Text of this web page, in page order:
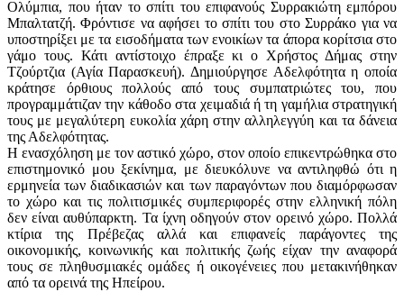
Ολύμπια, που ήταν το σπίτι του επιφανούς Συρρακιώτη εμπόρου
Μπαλτατζή. Φρόντισε να αφήσει το σπίτι του στο Συρράκο για να
υποστηρίξει με τα εισοδήματα των ενοικίων τα άπορα κορίτσια στο
γάμο τους. Κάτι αντίστοιχο έπραξε κι ο Χρήστος Δήμας στην
Τζούρτζια (Αγία Παρασκευή). Δημιούργησε Αδελφότητα η οποία
κράτησε όρθιους πολλούς από τους συμπατριώτες του, που
προγραμμάτιζαν την κάθοδο στα χειμαδιά ή τη γαμήλια στρατηγική
τους με μεγαλύτερη ευκολία χάρη στην αλληλεγγύη και τα δάνεια
της Αδελφότητας.
Η ενασχόληση με τον αστικό χώρο, στον οποίο επικεντρώθηκα στο
επιστημονικό μου ξεκίνημα, με διευκόλυνε να αντιληφθώ ότι η
ερμηνεία των διαδικασιών και των παραγόντων που διαμόρφωσαν
το χώρο και τις πολιτισμικές συμπεριφορές στην ελληνική πόλη
δεν είναι αυθύπαρκτη. Τα ίχνη οδηγούν στον ορεινό χώρο. Πολλά
κτίρια της Πρέβεζας αλλά και επιφανείς παράγοντες της
οικονομικής, κοινωνικής και πολιτικής ζωής είχαν την αναφορά
τους σε πληθυσμιακές ομάδες ή οικογένειες που μετακινήθηκαν
από τα ορεινά της Ηπείρου.